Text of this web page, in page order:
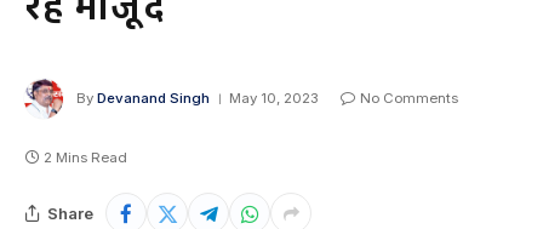
By Devanand Singh May 10, 2023 No Comments
2 Mins Read
Share